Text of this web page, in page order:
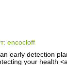
encocloff
early detection
your health